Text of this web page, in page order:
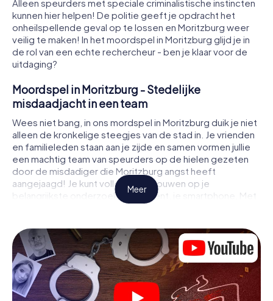
Alleen speurders met speciale criminalistische instincten
kunnen hier helpen! De politie geeft je opdracht het
onheilspellende geval op te lossen en Moritzburg weer
veilig te maken! In het moordspel in Moritzburg glijd je in
de rol van een echte rechercheur - ben je klaar voor de
uitdaging?
Moordspel in Moritzburg - Stedelijke
misdaadjacht in een team
Wees niet bang, in ons mordspel in Moritzburg duik je niet
alleen de kronkelige steegjes van de stad in. Je vrienden
en familieleden staan aan je zijde en samen vormen jullie
een machtig team van speurders op de hielen gezeten
door de misdadiger die Moritzburg angst heeft
aangejaagd! Je kunt volledig vertrouwen op je
belangrijkste onderzoeksinstrument, je smartphone. Met
behulp van GPS navigatie leidt het je op je zoektocht naar
plaatsen in Moritzburg die met het misdrijf te maken
hebben, en tenslotte naar de moordenaar. Op elke
locatie los je lastige puzzels op en kom je steeds dichter
bij de oplossing van de zaak. In tegenstelling tot een
klassiek moorddiner in Moritzburg bepaal je zelf de
gebeurtenissen, beweeg je je in de frisse lucht en
Meer